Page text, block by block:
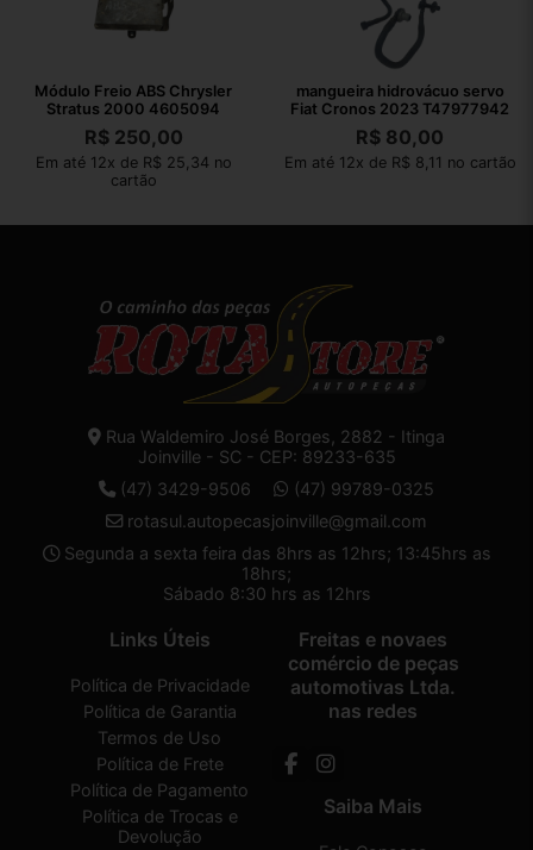
Módulo Freio ABS Chrysler
Stratus 2000 4605094
R$250,00
Em até 12x de R$ 25,34 no
cartão
mangueira hidrovácuo servo
Fiat Cronos 2023 T47977942
R$ 80,00
Em até 12x de R$ 8,11 no cartão
Rua Waldemiro José Borges, 2882 - Itinga
Joinville - SC - CEP: 89233-635
(47) 3429-9506
(47) 99789-0325
rotasul.autopecasjoinville@gmail.com
Segunda a sexta feira das 8hrs as 12hrs; 13:45hrs as
18hrs;
Sábado 8:30 hrs as 12hrs
Links Úteis
Política de Privacidade
Política de Garantia
Termos de Uso
Política de Frete
Política de Pagamento
Política de Trocas e
Devolução
Freitas e novaes
comércio de peças
automotivas Ltda.
nas redes
Saiba Mais